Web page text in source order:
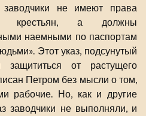
не имеют права
крестьян, а должны
наемными по паспортам
Этот указ, подсунутый
защититься от растущего
Петром без мысли о том,
рабочие. Но, как и другие
заводчики не выполняли, и